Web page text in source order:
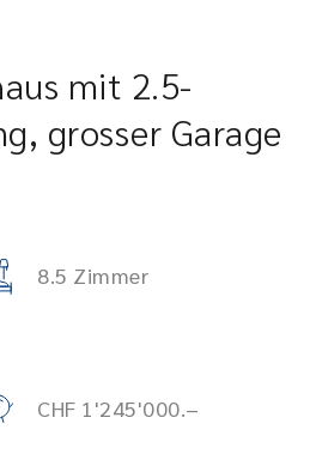
mit 2.5-
grosser Garage
8.5 Zimmer
CHF 1'245'000.–